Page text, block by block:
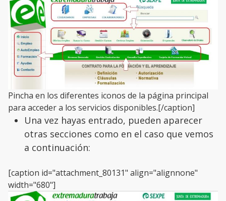
Pincha en los diferentes iconos de la página principal
para acceder a los servicios disponibles.[/caption]
Una vez hayas entrado, pueden aparecer
otras secciones como en el caso que vemos
a continuación:
[caption id="attachment_80131" align="alignnone"
width="680"]